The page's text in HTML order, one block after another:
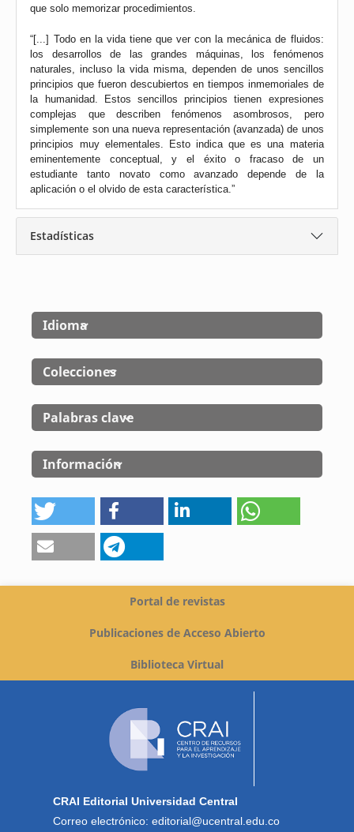
que solo memorizar procedimientos.
“[...] Todo en la vida tiene que ver con la mecánica de fluidos:
los desarrollos de las grandes máquinas, los fenómenos
naturales, incluso la vida misma, dependen de unos sencillos
principios que fueron descubiertos en tiempos inmemoriales de
la humanidad. Estos sencillos principios tienen expresiones
complejas que describen fenómenos asombrosos, pero
simplemente son una nueva representación (avanzada) de unos
principios muy elementales. Esto indica que es una materia
eminentemente conceptual, y el éxito o fracaso de un
estudiante tanto novato como avanzado depende de la
aplicación o el olvido de esta característica.”
Estadísticas
Idioma
Colecciones
Palabras clave
Información
Portal de revistas
Publicaciones de Acceso Abierto
Biblioteca Virtual
CRAI Editorial Universidad Central
Correo electrónico: editorial@ucentral.edu.co